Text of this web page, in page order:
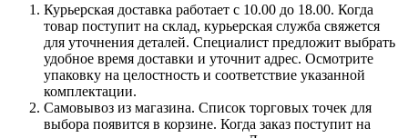
Курьерская доставка работает с 10.00 до 18.00. Когда
товар поступит на склад, курьерская служба свяжется
для уточнения деталей. Специалист предложит выбрать
удобное время доставки и уточнит адрес. Осмотрите
упаковку на целостность и соответствие указанной
комплектации.
Самовывоз из магазина. Список торговых точек для
выбора появится в корзине. Когда заказ поступит на